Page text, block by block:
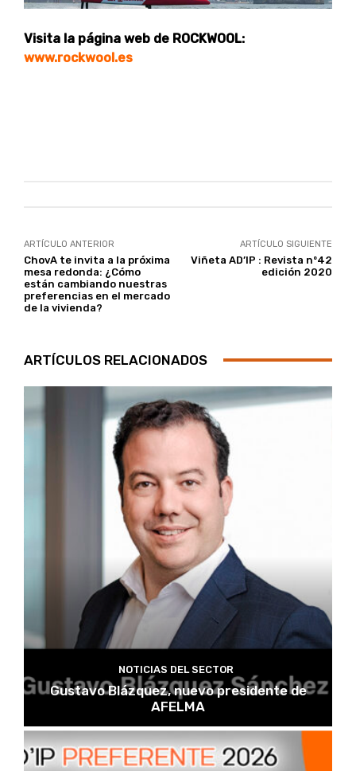
Visita la página web de ROCKWOOL:
www.rockwool.es
ARTÍCULO ANTERIOR
ChovA te invita a la próxima
mesa redonda: ¿Cómo
están cambiando nuestras
preferencias en el mercado
de la vivienda?
ARTÍCULO SIGUIENTE
Viñeta AD’IP : Revista nº42
edición 2020
ARTÍCULOS RELACIONADOS
NOTICIAS DEL SECTOR
Gustavo Blázquez, nuevo presidente de
AFELMA